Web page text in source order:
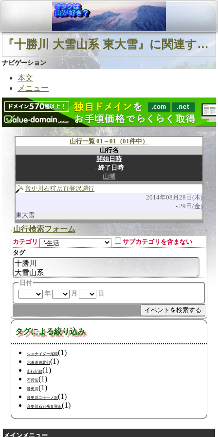
『十勝川 大雪山系 東大雪』に関連する山行
ナビゲーション
本文
メニュー
山行一覧 01～01（01件中）
山行名
開始日時
終了日時
山域
音更川石狩岳直登沢遡行
2014年08月28日(木)
29日(金)
東大雪
山行検索フォーム
カテゴリ
サブカテゴリを含まない
タグ
日付
年
月 日
タグによる絞り込み
シュナイダー尾根(1)
北海道東北部(1)
山行記録(1)
石狩岳(1)
音更川 (1)
音更川二十一ノ沢(1)
音更川石狩岳直登沢(1)
メインメニュー